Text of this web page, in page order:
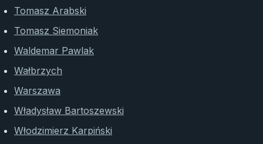
Tomasz Arabski
Tomasz Siemoniak
Waldemar Pawlak
Wałbrzych
Warszawa
Władysław Bartoszewski
Włodzimierz Karpiński